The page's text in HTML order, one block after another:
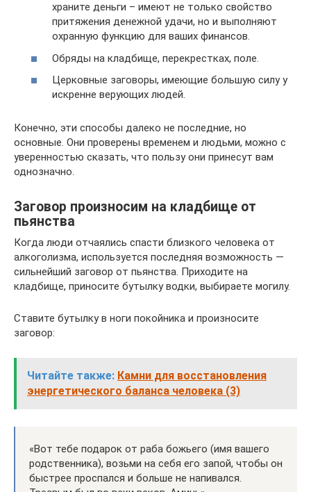
храните деньги – имеют не только свойство
притяжения денежной удачи, но и выполняют
охранную функцию для ваших финансов.
Обряды на кладбище, перекрестках, поле.
Церковные заговоры, имеющие большую силу у
искренне верующих людей.
Конечно, эти способы далеко не последние, но
основные. Они проверены временем и людьми, можно с
уверенностью сказать, что пользу они принесут вам
однозначно.
Заговор произносим на кладбище от
пьянства
Когда люди отчаялись спасти близкого человека от
алкоголизма, используется последняя возможность —
сильнейший заговор от пьянства. Приходите на
кладбище, приносите бутылку водки, выбираете могилу.
Ставите бутылку в ноги покойника и произносите
заговор:
Читайте также: Камни для восстановления
энергетического баланса человека (3)
«Вот тебе подарок от раба божьего (имя вашего
родственника), возьми на себя его запой, чтобы он
быстрее проспался и больше не напивался.